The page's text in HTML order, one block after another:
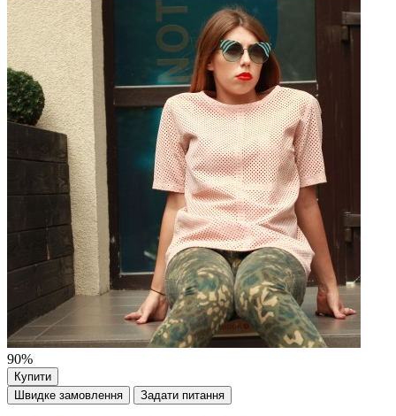
90%
Купити
Швидке замовлення
Задати питання